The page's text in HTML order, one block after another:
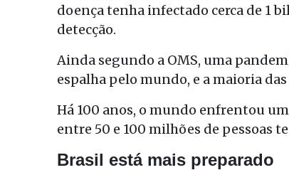
doença tenha infectado cerca de 1
detecção.
Ainda segundo a OMS, uma
espalha pelo mundo, e a maioria
Há 100 anos, o mundo enfrentou
entre 50 e 100 milhões de pessoas
Brasil está mais preparado